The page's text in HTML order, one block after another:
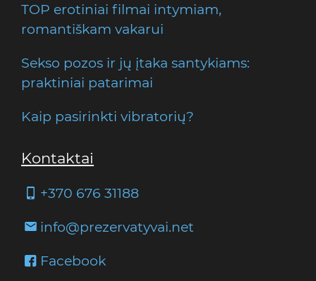
TOP erotiniai filmai intymiam,
romantiškam vakarui
Sekso pozos ir jų įtaka santykiams:
praktiniai patarimai
Kaip pasirinkti vibratorių?
Kontaktai
+370 676 31188
info@prezervatyvai.net
Facebook